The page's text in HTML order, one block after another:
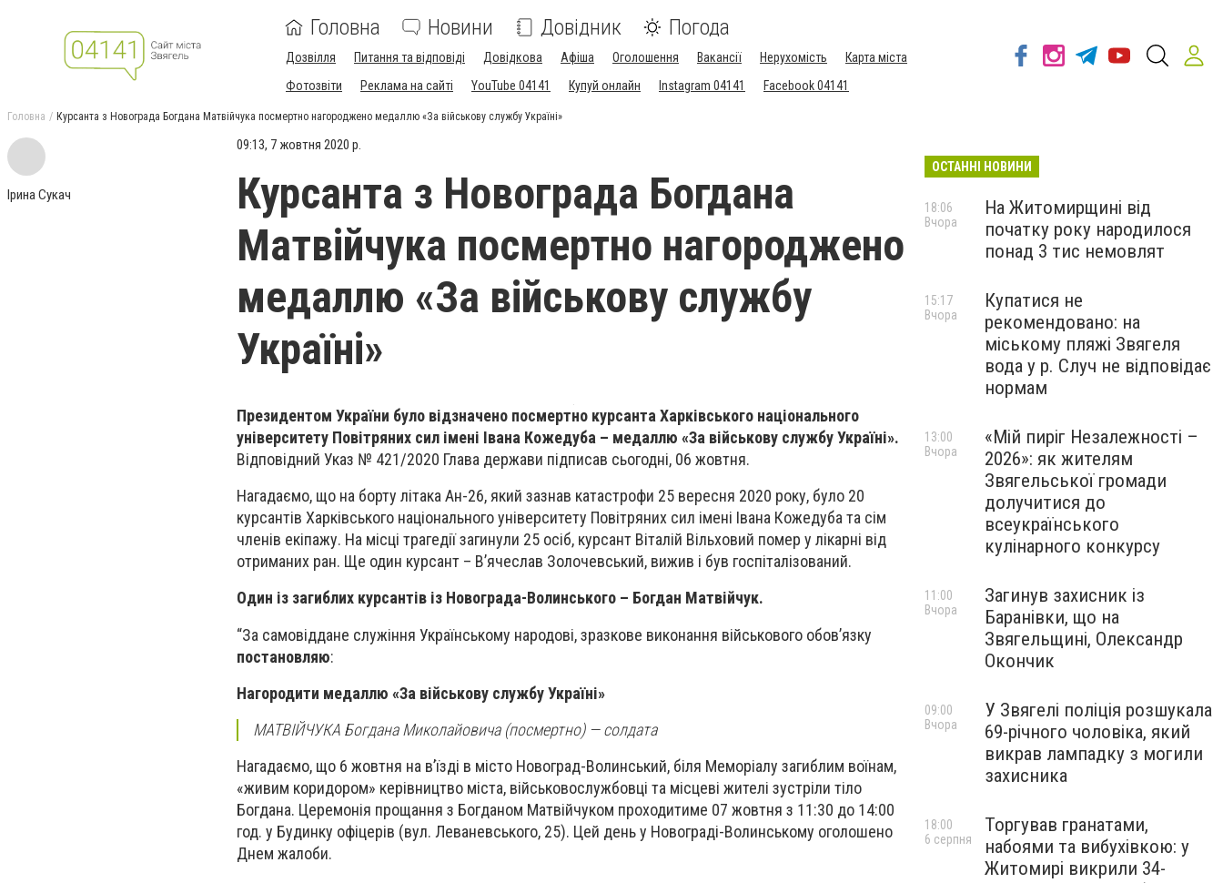
Головна Новини Довідник Погода
Дозвілля Питання та відповіді Довідкова Афіша Оголошення Вакансії Нерухомість
Карта міста
Фотозвіти
Реклама на сайті YouTube 04141 Купуй онлайн Instagram 04141 Facebook 04141
Головна Курсанта з Новограда Богдана Матвійчука посмертно нагороджено медаллю «За військову службу Україні»
Ірина Сукач
09:13, 7 жовтня 2020 р.
Курсанта з Новограда Богдана
Матвійчука посмертно нагороджено
медаллю «За військову службу
Україні»
Президентом України було відзначено посмертно курсанта Харківського національного
університету Повітряних сил імені Івана Кожедуба – медаллю «За військову службу Україні».
Відповідний Указ № 421/2020 Глава держави підписав сьогодні, 06 жовтня.
Нагадаємо, що на борту літака Ан-26, який зазнав катастрофи 25 вересня 2020 року, було 20
курсантів Харківського національного університету Повітряних сил імені Івана Кожедуба та сім
членів екіпажу. На місці трагедії загинули 25 осіб, курсант Віталій Вільховий помер у лікарні від
отриманих ран. Ще один курсант – В’ячеслав Золочевський, вижив і був госпіталізований.
Один із загиблих курсантів із Новограда-Волинського – Богдан Матвійчук.
“За самовіддане служіння Українському народові, зразкове виконання військового обов’язку
постановляю:
Нагородити медаллю «За військову службу Україні»
МАТВІЙЧУКА Богдана Миколайовича (посмертно) — солдата
Нагадаємо, що 6 жовтня на в’їзді в місто Новоград-Волинський, біля Меморіалу загиблим воїнам,
«живим коридором» керівництво міста, військовослужбовці та місцеві жителі зустріли тіло
Богдана. Церемонія прощання з Богданом Матвійчуком проходитиме 07 жовтня з 11:30 до 14:00
год. у Будинку офіцерів (вул. Леваневського, 25). Цей день у Новограді-Волинському оголошено
Днем жалоби.
ОСТАННІ НОВИНИ
На Житомирщині від
початку року народилося
понад 3 тис немовлят
18:06
Вчора
Купатися не
рекомендовано: на
міському пляжі Звягеля
вода у р. Случ не відповідає
нормам
15:17
Вчора
«Мій пиріг Незалежності –
2026»: як жителям
Звягельської громади
долучитися до
всеукраїнського
кулінарного конкурсу
13:00
Вчора
Загинув захисник із
Баранівки, що на
Звягельщині, Олександр
Окончик
11:00
Вчора
У Звягелі поліція розшукала
69-річного чоловіка, який
викрав лампадку з могили
захисника
09:00
Вчора
Торгував гранатами,
набоями та вибухівкою: у
Житомирі викрили 34-
18:00
6 серпня